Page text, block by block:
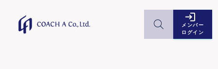
メンバー
ログイン